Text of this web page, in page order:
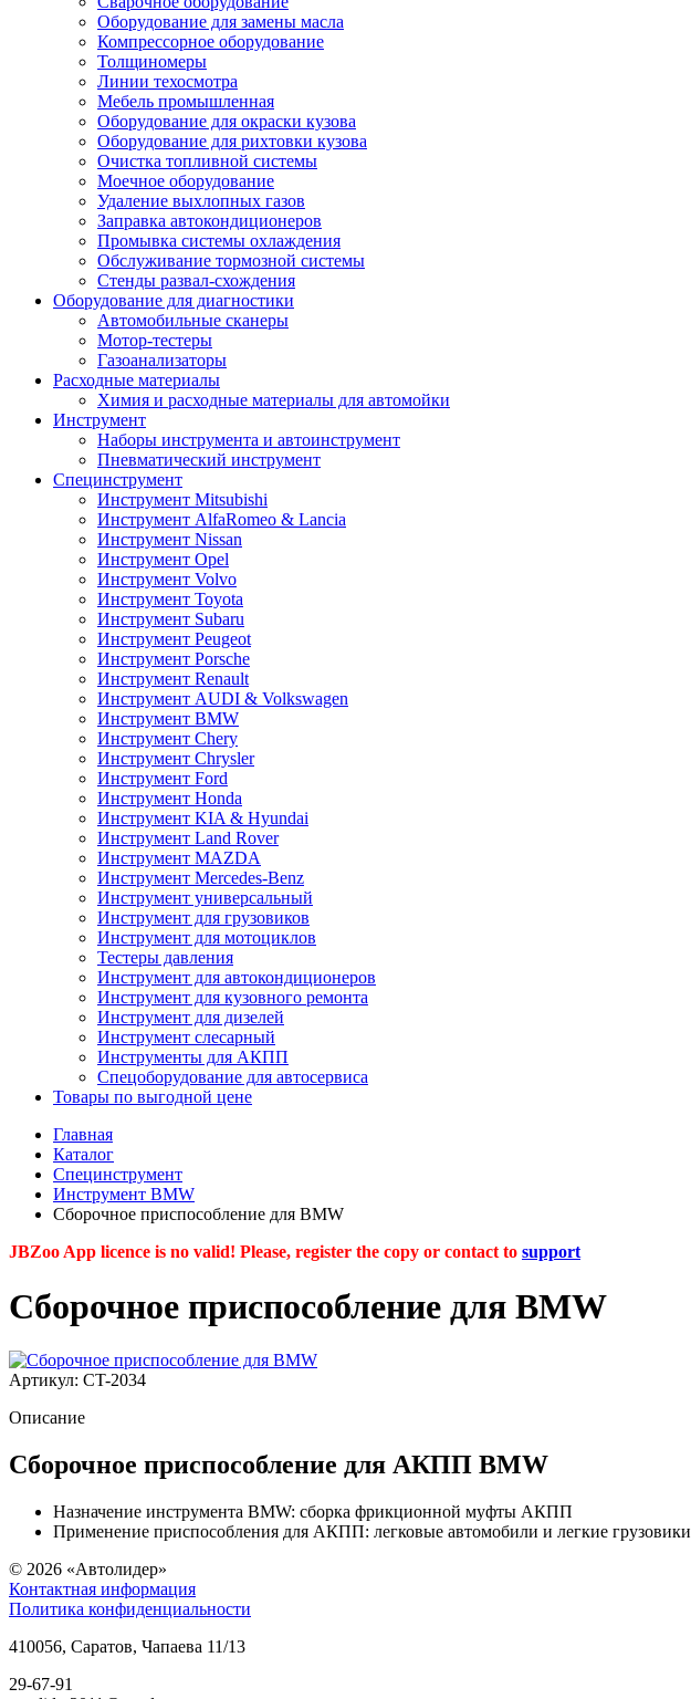
Оборудование для замены масла
Компрессорное оборудование
Толщиномеры
Линии техосмотра
Мебель промышленная
Оборудование для окраски кузова
Оборудование для рихтовки кузова
Очистка топливной системы
Моечное оборудование
Удаление выхлопных газов
Заправка автокондиционеров
Промывка системы охлаждения
Обслуживание тормозной системы
Стенды развал-схождения
Оборудование для диагностики
Автомобильные сканеры
Мотор-тестеры
Газоанализаторы
Расходные материалы
Химия и расходные материалы для автомойки
Инструмент
Наборы инструмента и автоинструмент
Пневматический инструмент
Специнструмент
Инструмент Mitsubishi
Инструмент AlfaRomeo & Lancia
Инструмент Nissan
Инструмент Opel
Инструмент Volvo
Инструмент Toyota
Инструмент Subaru
Инструмент Peugeot
Инструмент Porsche
Инструмент Renault
Инструмент AUDI & Volkswagen
Инструмент BMW
Инструмент Chery
Инструмент Chrysler
Инструмент Ford
Инструмент Honda
Инструмент KIA & Hyundai
Инструмент Land Rover
Инструмент MAZDA
Инструмент Mercedes-Benz
Инструмент универсальный
Инструмент для грузовиков
Инструмент для мотоциклов
Тестеры давления
Инструмент для автокондиционеров
Инструмент для кузовного ремонта
Инструмент для дизелей
Инструмент слесарный
Инструменты для АКПП
Спецоборудование для автосервиса
Товары по выгодной цене
Главная
Каталог
Специнструмент
Инструмент BMW
Сборочное приспособление для BMW
JBZoo App licence is no valid! Please, register the copy or contact to support
Сборочное приспособление для BMW
Артикул: CT-2034
Описание
Сборочное приспособление для АКПП BMW
Назначение инструмента BMW: сборка фрикционной муфты АКПП
Применение приспособления для АКПП: легковые автомобили и легкие грузовики
© 2026 «Автолидер»
Контактная информация
Политика конфиденциальности
410056, Саратов, Чапаева 11/13
29-67-91